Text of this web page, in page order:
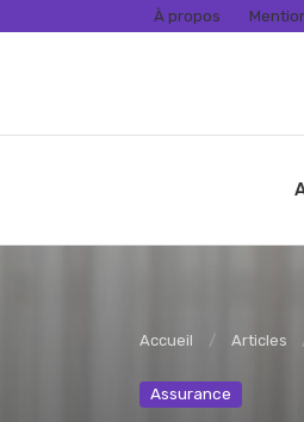
À propos
Accueil Articles
Assurance